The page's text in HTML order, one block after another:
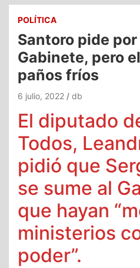
POLÍTICA
Santoro pide
Gabinete, pero
paños fríos
6 julio, 2022 db
El diputado
Todos,
pidió que
se sume al
que hayan
ministerios
poder”.